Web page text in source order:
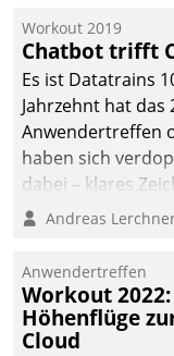
Quartier.
zeigte Datatrain,
Neues zu bieten
Workout 2019
Chatbot trifft
Es ist Datatrains
Jahrzehnt hat
Anwendertreffen
haben sich
dabei – klares
Fokussierung auf
Andreas
Anwendertreffen
Workout 2022:
Höhenflüge
Cloud